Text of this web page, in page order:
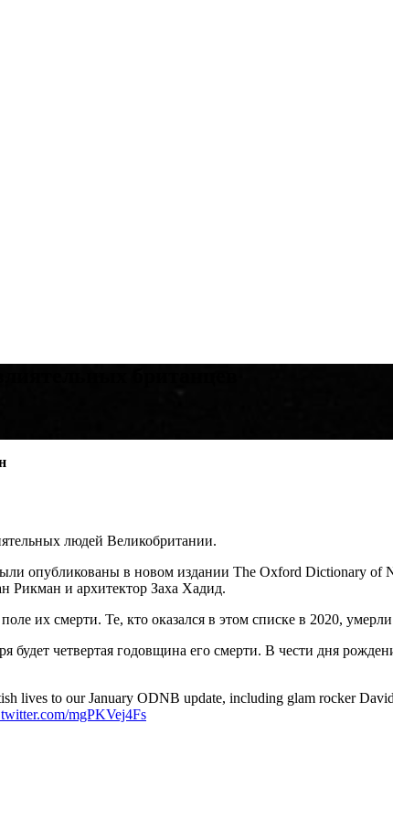
людей Великобритании.
опубликованы в новом издании The Oxford Dictionary of
Рикман и архитектор Заха Хадид.
их смерти. Те, кто оказался в этом списке в 2020,
будет четвертая годовщина его смерти. В чести дня
lives to our January ODNB update, including glam rocker
mgPKVej4Fs